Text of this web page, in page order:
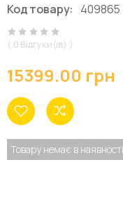
Код товару: 409865
( 0 Відгуки(ів) )
15399.00 грн
Товару немає в